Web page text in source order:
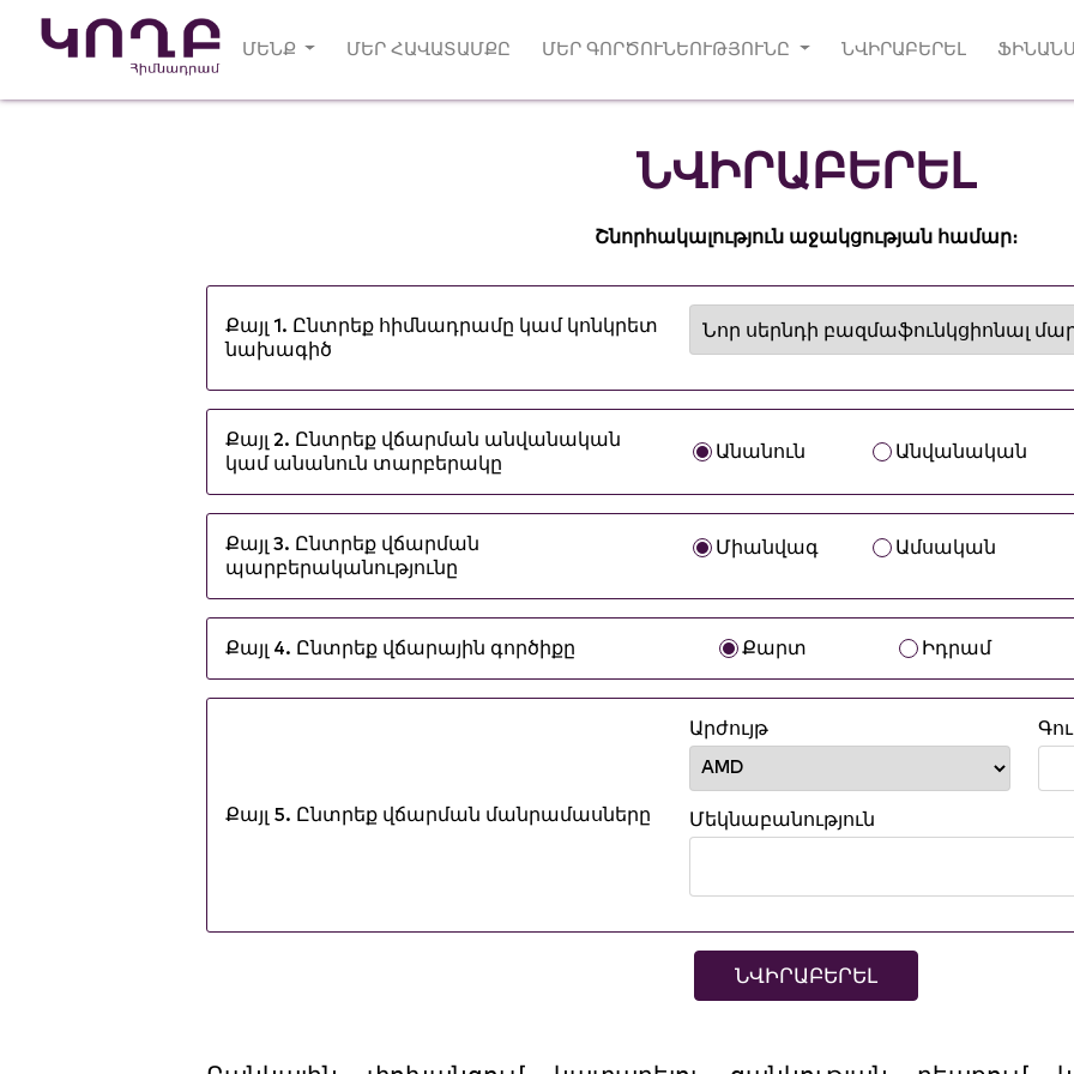
ՄԵՆՔ ՄԵՐ ՀԱՎԱՏԱՄՔԸ ՄԵՐ ԳՈՐԾՈՒՆԵՈՒԹՅՈՒՆԸ ՆՎԻՐԱԲԵՐԵԼ
ՆՎԻՐԱԲԵՐԵԼ
Շնորհակալություն աջակցության համար։
Քայլ 1. Ընտրեք հիմնադրամը կամ կոնկրետ
նախագիծ
Քայլ 2. Ընտրեք վճարման անվանական
կամ անանուն տարբերակը
Անանուն Անվանական
Քայլ 3. Ընտրեք վճարման
պարբերականությունը
Միանվագ Ամսական
Քայլ 4. Ընտրեք վճարային գործիքը Քարտ Իդրամ
Քայլ 5. Ընտրեք վճարման մանրամասները
Արժույթ
Մեկնաբանություն
ՆՎԻՐԱԲԵՐԵԼ